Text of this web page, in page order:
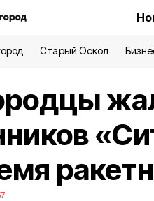
Старый Оскол